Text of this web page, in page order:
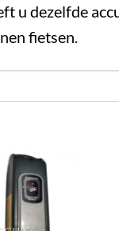
u dezelfde
fietsen.